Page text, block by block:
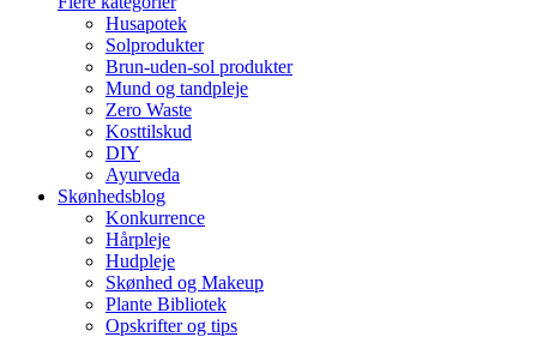
Husapotek
Solprodukter
Brun-uden-sol produkter
Mund og tandpleje
Zero Waste
Kosttilskud
DIY
Ayurveda
Skønhedsblog
Konkurrence
Hårpleje
Hudpleje
Skønhed og Makeup
Plante Bibliotek
Opskrifter og tips